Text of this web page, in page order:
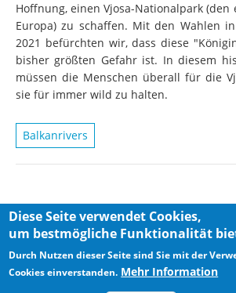
Hoffnung, einen Vjosa-Nationalpark
Europa) zu schaffen. Mit den Wahlen
2021 befürchten wir, dass diese
bisher größten Gefahr ist. In diesem
müssen die Menschen überall für die
sie für immer wild zu halten.
Balkanrivers
Diese Seite verwendet Cookies,
um bestmögliche Funktionalität
Durch Nutzen dieser Seite sind Sie mit der
Cookies einverstanden. Mehr Information